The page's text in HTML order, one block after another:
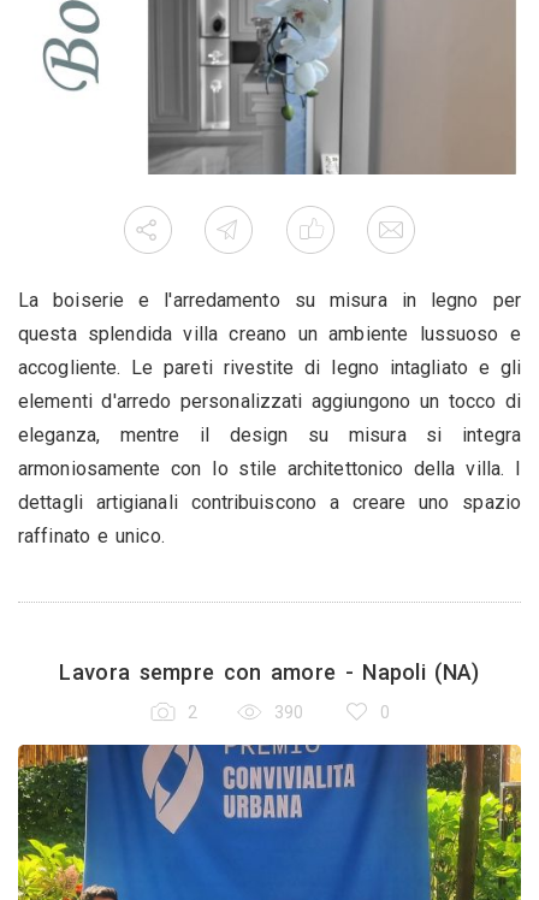
La boiserie e l'arredamento su misura in legno per
questa splendida villa creano un ambiente lussuoso e
accogliente. Le pareti rivestite di legno intagliato e gli
elementi d'arredo personalizzati aggiungono un tocco di
eleganza, mentre il design su misura si integra
armoniosamente con lo stile architettonico della villa. I
dettagli artigianali contribuiscono a creare uno spazio
raffinato e unico.
Lavora sempre con amore - Napoli (NA)
2 390 0